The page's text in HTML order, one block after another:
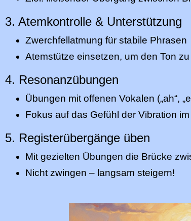
3. Atemkontrolle & Unterstützung
Zwerchfellatmung für stabile Phrasen
Atemstütze einsetzen, um den Ton
4. Resonanzübungen
Übungen mit offenen Vokalen („ah“,
Fokus auf das Gefühl der Vibration
5. Registerübergänge üben
Mit gezielten Übungen die Brücke
Nicht zwingen – langsam steigern!